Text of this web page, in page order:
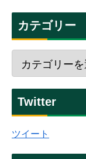
カテゴリー
Twitter
ツイート